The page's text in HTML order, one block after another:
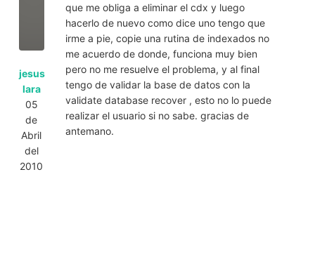
jesus
lara
05
de
Abril
del
2010
que me obliga a eliminar el cdx y luego
hacerlo de nuevo como dice uno tengo que
irme a pie, copie una rutina de indexados no
me acuerdo de donde, funciona muy bien
pero no me resuelve el problema, y al final
tengo de validar la base de datos con la
validate database recover , esto no lo puede
realizar el usuario si no sabe. gracias de
antemano.